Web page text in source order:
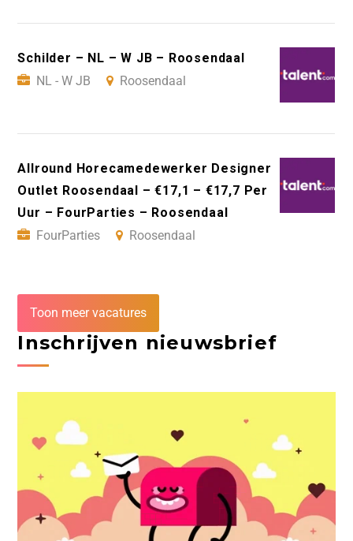
Schilder – NL – W JB – Roosendaal
NL - W JB
Roosendaal
Allround Horecamedewerker Designer
Outlet Roosendaal – €17,1 – €17,7 Per
Uur – FourParties – Roosendaal
FourParties
Roosendaal
Toon meer vacatures
Inschrijven nieuwsbrief